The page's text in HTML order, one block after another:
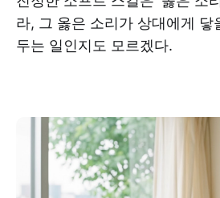
라, 그 옳은 소리가 상대에게 닿
두는 일인지도 모르겠다.